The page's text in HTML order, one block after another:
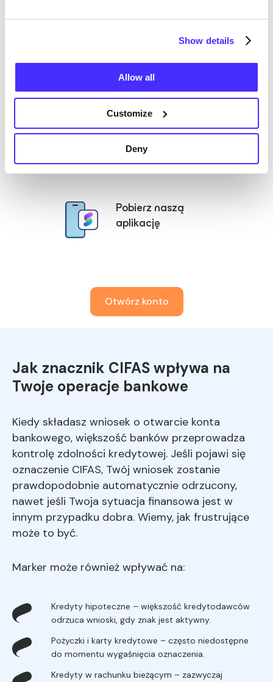
Show details
Allow all
Customize
Deny
Wprowadź swoje dane
Pobierz naszą
aplikację
Otwórz konto
Jak znacznik CIFAS wpływa na
Twoje operacje bankowe
Kiedy składasz wniosek o otwarcie konta
bankowego, większość banków przeprowadza
kontrolę zdolności kredytowej. Jeśli pojawi się
oznaczenie CIFAS, Twój wniosek zostanie
prawdopodobnie automatycznie odrzucony,
nawet jeśli Twoja sytuacja finansowa jest w
innym przypadku dobra. Wiemy, jak frustrujące
może to być.
Marker może również wpływać na:
Kredyty hipoteczne – większość kredytodawców
odrzuca wnioski, gdy znak jest aktywny.
Pożyczki i karty kredytowe – często niedostępne
do momentu wygaśnięcia oznaczenia.
Kredyty w rachunku bieżącym – zazwyczaj